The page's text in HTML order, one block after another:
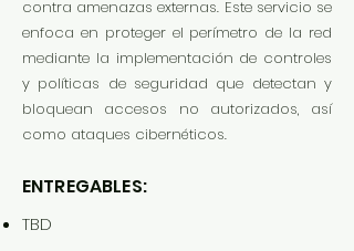
contra amenazas externas. Este servicio se
enfoca en proteger el perímetro de la red
mediante la implementación de controles
y políticas de seguridad que detectan y
bloquean accesos no autorizados, así
como ataques cibernéticos.
ENTREGABLES:
TBD